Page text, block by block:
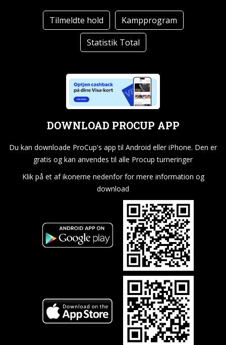
Tilmeldte hold
Kampprogram
Statistik Total
DOWNLOAD PROCUP APP
Du kan downloade ProCup's app til Android eller iPhone. Den er
gratis og kan anvendes til alle Procup turneringer
Klik på et af ikonerne nedenfor for mere information og
download